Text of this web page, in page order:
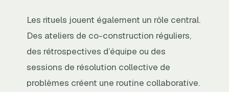
Les rituels jouent également un rôle central.
Des ateliers de co-construction réguliers,
des rétrospectives d’équipe ou des
sessions de résolution collective de
problèmes créent une routine collaborative.